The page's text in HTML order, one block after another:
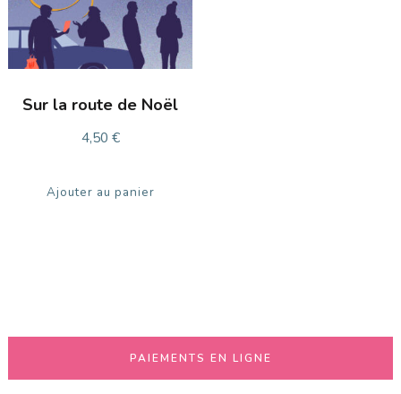
Sur la route de Noël
4,50 €
Ajouter au panier
PAIEMENTS EN LIGNE